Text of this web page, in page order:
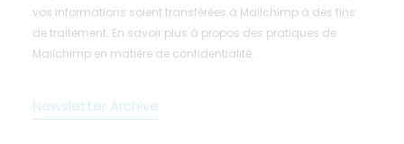
vos informations soient transférées à Mailchimp à des fins
de traitement. En savoir plus à propos des pratiques de
Mailchimp en matière de confidentialité.
Newsletter Archive